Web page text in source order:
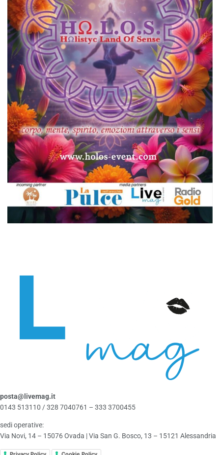
posta@livemag.it
0143 513110 / 328 7040761 – 333 3700455
sedi operative:
Via Novi, 14 – 15076 Ovada | Via San G. Bosco, 13 – 15121 Alessandria